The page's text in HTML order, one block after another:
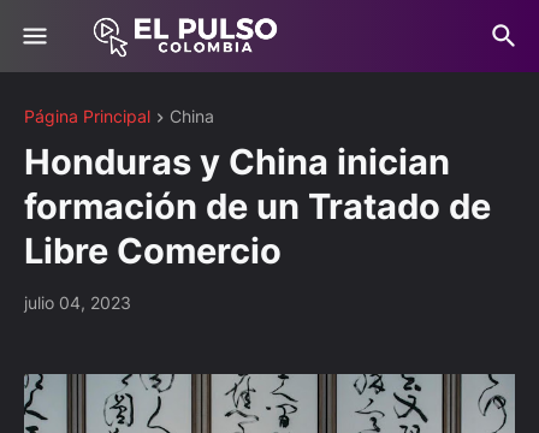
Página Principal China
Honduras y China inician
formación de un Tratado de
Libre Comercio
julio 04, 2023